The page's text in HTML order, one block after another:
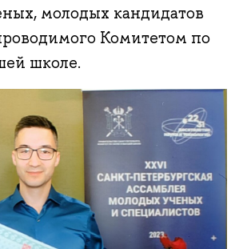
молодых кандидатов
Комитетом по
школе.